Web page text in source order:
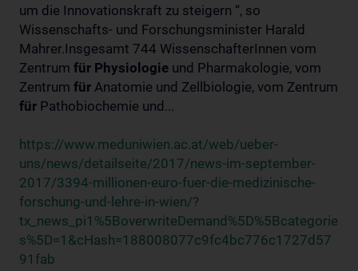
um die Innovationskraft zu steigern “, so
Wissenschafts- und Forschungsminister Harald
Mahrer.Insgesamt 744 WissenschafterInnen vom
Zentrum für Physiologie und Pharmakologie, vom
Zentrum für Anatomie und Zellbiologie, vom Zentrum
für Pathobiochemie und...
https://www.meduniwien.ac.at/web/ueber-
uns/news/detailseite/2017/news-im-september-
2017/3394-millionen-euro-fuer-die-medizinische-
forschung-und-lehre-in-wien/?
tx_news_pi1%5BoverwriteDemand%5D%5Bcategorie
s%5D=1&cHash=188008077c9fc4bc776c1727d57
91fab